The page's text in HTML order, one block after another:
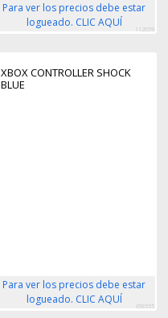
Para ver los precios debe estar
logueado. CLIC AQUÍ
112059
XBOX CONTROLLER SHOCK
BLUE
Para ver los precios debe estar
logueado. CLIC AQUÍ
458555